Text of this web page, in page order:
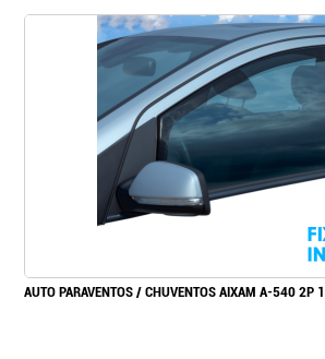
AUTO PARAVENTOS / CHUVENTOS AIXAM A-540 2P